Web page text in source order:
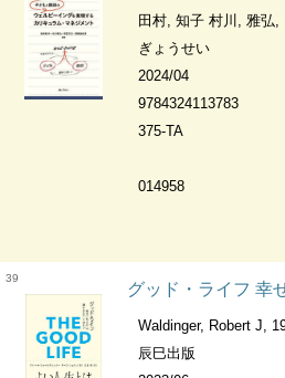
田村, 知子 村川, 雅弘,
ぎょうせい
2024/04
9784324113783
375-TA
014958
39
グッド・ライフ 幸せになる
Waldinger, Robert J,
辰巳出版